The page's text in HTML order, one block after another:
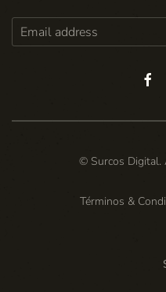
© Surcos Digital.
Términos &